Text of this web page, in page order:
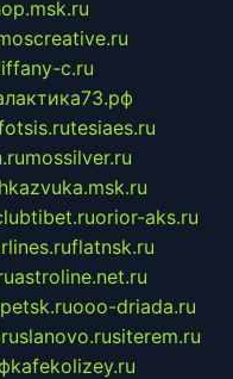
c.ru
tesiaes.ru
mossilver.ru
orior-aks.ru
flatnsk.ru
astroline.net.ru
ooo-driada.ru
siterem.ru
kafekolizey.ru